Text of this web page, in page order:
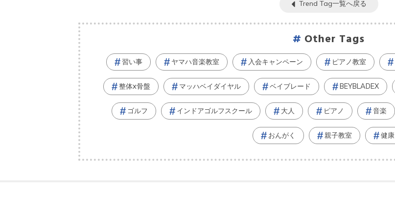
Trend Tag一覧へ戻る
Other Tags
習い事 ヤマハ音楽教室 入会キャンペーン ピアノ教室
整体x骨盤 マッハベイダイヤル ベイブレード BEYBLADEX
ゴルフ インドアゴルフスクール 大人 ピアノ 音楽
おんがく 親子教室 健康